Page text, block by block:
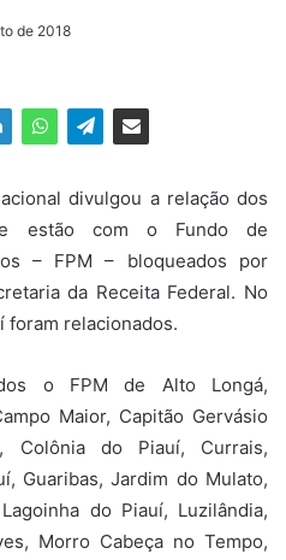
de 2018
divulgou a relação dos
estão com o Fundo de
– FPM – bloqueados por
da Receita Federal. No
foram relacionados.
o FPM de Alto Longá,
Maior, Capitão Gervásio
Colônia do Piauí, Currais,
Guaribas, Jardim do Mulato,
do Piauí, Luzilândia,
Morro Cabeça no Tempo,